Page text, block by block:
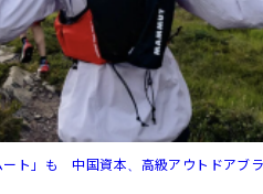
ート」も 中国資本、高級アウトドアブ